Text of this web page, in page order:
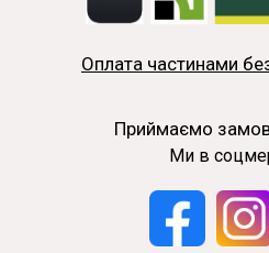
Ми в
Приймаємо
Оплата частинами